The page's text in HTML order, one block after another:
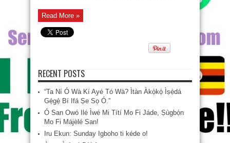
Read More »
RECENT POSTS
“Ta Ní Ó Wà Kí Ayé Tó Wà? Ìtàn Àkọ́kọ́ Ìṣẹ̀dá
Gẹ́gẹ́ Bí Ifá Ṣe Sọ Ó.”
Ó San Owó Ilé Ìwé Mi Títí Mo Fi Jáde, Ṣùgbọ́n
Mo Fi Májèlé San!
Iru Ekun: Sunday Igboho ti kéde o!